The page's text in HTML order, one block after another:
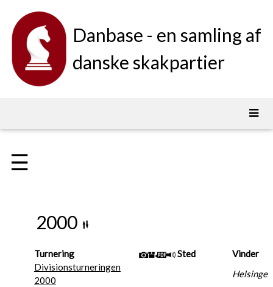
Danbase - en samling af
danske skakpartier
☰
2000
Turnering Sted
Vinder
Divisionsturneringen
2000
Helsinge